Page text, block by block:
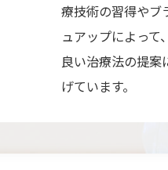
療技術の習得やブ
ュアップによって
良い治療法の提案
げています。